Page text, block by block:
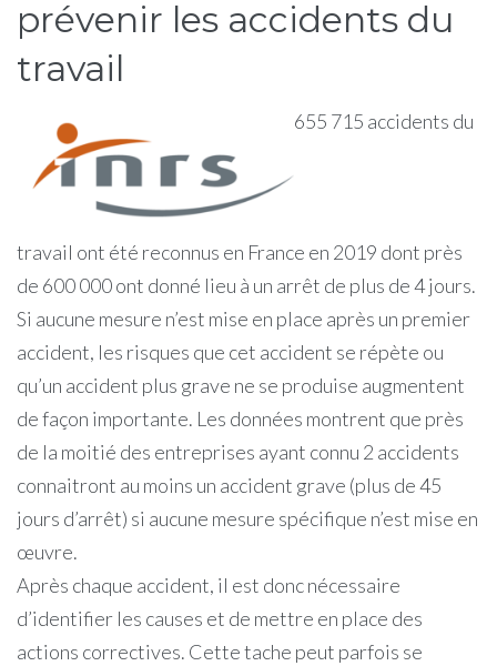
prévenir les accidents du
travail
655 715 accidents du
travail ont été reconnus en France en 2019 dont près
de 600 000 ont donné lieu à un arrêt de plus de 4 jours.
Si aucune mesure n’est mise en place après un premier
accident, les risques que cet accident se répète ou
qu’un accident plus grave ne se produise augmentent
de façon importante. Les données montrent que près
de la moitié des entreprises ayant connu 2 accidents
connaitront au moins un accident grave (plus de 45
jours d’arrêt) si aucune mesure spécifique n’est mise en
œuvre.
Après chaque accident, il est donc nécessaire
d’identifier les causes et de mettre en place des
actions correctives. Cette tache peut parfois se